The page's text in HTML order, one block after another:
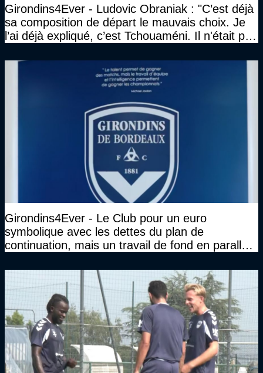
Girondins4Ever - Ludovic Obraniak : "C’est déjà
sa composition de départ le mauvais choix. Je
l’ai déjà expliqué, c’est Tchouaméni. Il n'était pas
Girondins4Ever - Le Club pour un euro
symbolique avec les dettes du plan de
continuation, mais un travail de fond en parallèle